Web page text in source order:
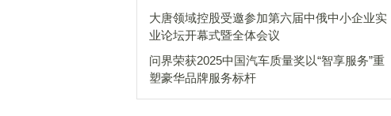
大唐领域控股受邀参加第六届中俄中小企业实
业论坛开幕式暨全体会议
问界荣获2025中国汽车质量奖以“智享服务”重
塑豪华品牌服务标杆